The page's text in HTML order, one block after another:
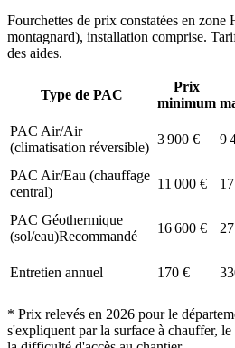
Fourchettes de prix constatées en zone
montagnard), installation comprise.
des aides.
Type de PAC
Prix
minimum
PAC Air/Air
(climatisation réversible)
3 900 € 9
PAC Air/Eau (chauffage
central)
11 000 €
PAC Géothermique
(sol/eau)Recommandé
16 600 €
Entretien annuel
170 €
* Prix relevés en 2026 pour le
s'expliquent par la surface à chauffer,